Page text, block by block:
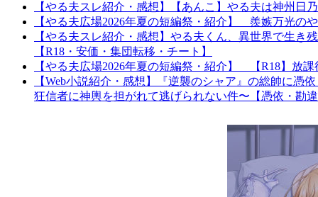
【やる夫スレ紹介・感想】【あんこ】やる夫は神州
【やる夫広場2026年夏の短編祭・紹介】 羨嫉万光の
【やる夫スレ紹介・感想】やる夫くん、異世界で生
【R18・安価・集団転移・チート】
【やる夫広場2026年夏の短編祭・紹介】 【R18】放
【Web小説紹介・感想】『逆襲のシャア』の総帥に
狂信者に神輿を担がれて逃げられない件〜【憑依・勘